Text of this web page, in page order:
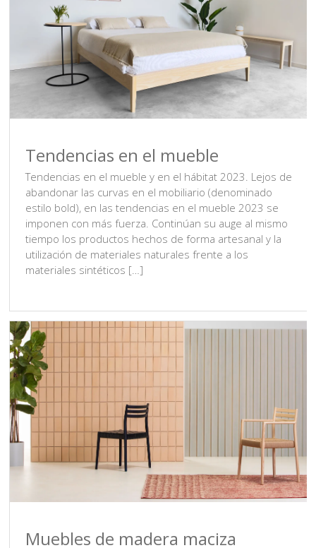
Tendencias en el mueble
Tendencias en el mueble y en el hábitat 2023. Lejos de
abandonar las curvas en el mobiliario (denominado
estilo bold), en las tendencias en el mueble 2023 se
imponen con más fuerza. Continúan su auge al mismo
tiempo los productos hechos de forma artesanal y la
utilización de materiales naturales frente a los
materiales sintéticos […]
Muebles de madera maciza